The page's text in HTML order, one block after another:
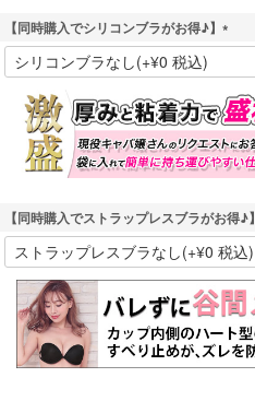
【同時購入でシリコンブラがお得♪】
(
必
須
)
【同時購入でストラップレスブラがお得♪】